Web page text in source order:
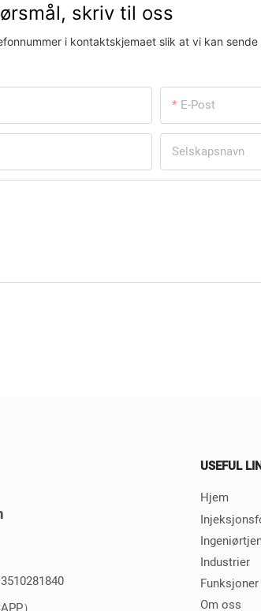
skriv til oss
i kontaktskjemaet slik at vi kan
E-Post
Selskapsnavn
USEFUL
Hjem
Industrier
Funksjoner
Om oss